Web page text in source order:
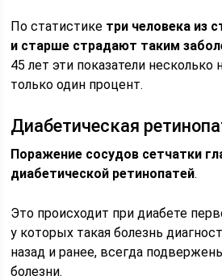
По статистике три человека из
и старше страдают таким
45 лет эти показатели
только один процент.
Диабетическая
Поражение сосудов сетчатки
диабетической ретинопатей.
Это происходит при диабете
у которых такая болезнь
назад и ранее, всегда
болезни.